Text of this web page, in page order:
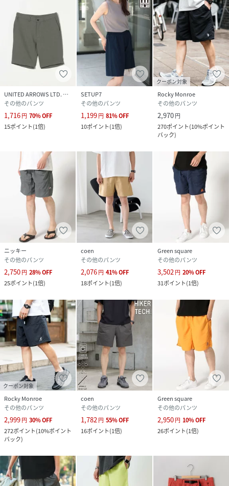
UNITED ARROWS LTD. OUTLET
その他のパンツ
1,716円 70%OFF
15ポイント(1倍)
SETUP7
その他のパンツ
1,199円 81%OFF
10ポイント(1倍)
クーポン対象
Rocky Monroe
その他のパンツ
2,970円
270ポイント(10%ポイント
バック)
ニッキー
その他のパンツ
2,750円 28%OFF
25ポイント(1倍)
coen
その他のパンツ
2,076円 41%OFF
18ポイント(1倍)
Green square
その他のパンツ
3,502 円 20%OFF
31ポイント(1倍)
クーポン対象
Rocky Monroe
その他のパンツ
2,999円 30%OFF
272ポイント(10%ポイント
バック)
coen
その他のパンツ
1,782円 55%OFF
16ポイント(1倍)
Green square
その他のパンツ
2,950円 10%OFF
26ポイント(1倍)